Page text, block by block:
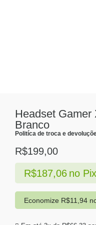
Headset
Branco
Politíca de troca e
R$199,00
R$187,06 no Pix
Economize R$11,94